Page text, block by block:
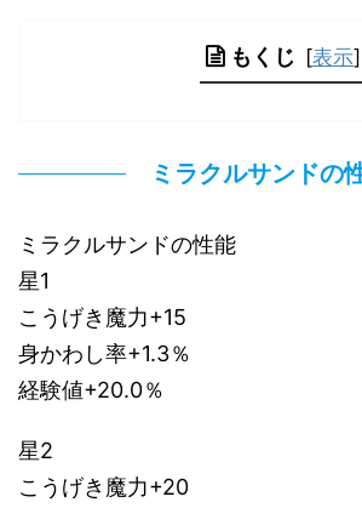
もくじ [表示]
ミラクルサンドの
ミラクルサンドの性能
星1
こうげき魔力+15
身かわし率+1.3％
経験値+20.0％
星2
こうげき魔力+20